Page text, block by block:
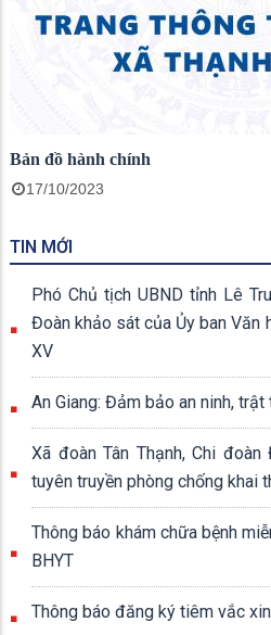
Bản đồ hành chính
17/10/2023
TIN MỚI
Phó Chủ tịch UBND tỉnh Lê
Đoàn khảo sát của Ủy ban Văn
XV
An Giang: Đảm bảo an ninh,
Xã đoàn Tân Thạnh, Chi
tuyên truyền phòng chống khai
Thông báo khám chữa bệnh
BHYT
Thông báo đăng ký tiêm vắc